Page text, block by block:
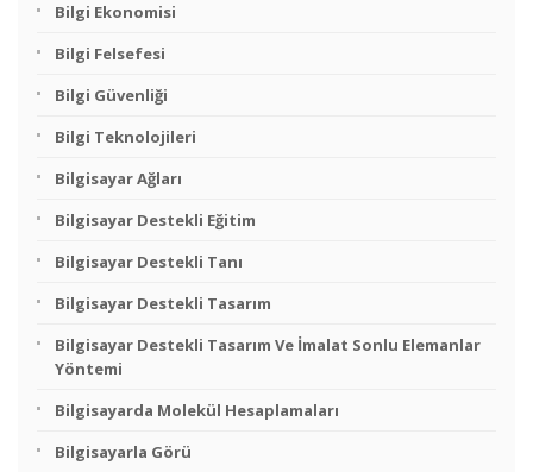
Bilgi Ekonomisi
Bilgi Felsefesi
Bilgi Güvenliği
Bilgi Teknolojileri
Bilgisayar Ağları
Bilgisayar Destekli Eğitim
Bilgisayar Destekli Tanı
Bilgisayar Destekli Tasarım
Bilgisayar Destekli Tasarım Ve İmalat Sonlu Elemanlar
Yöntemi
Bilgisayarda Molekül Hesaplamaları
Bilgisayarla Görü